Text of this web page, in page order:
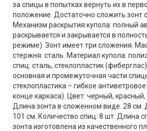
за спицы в попытках вернуть их в
положение. Достаточно сложить зонт
Механизм раскрытия купола: полный
раскрывается и закрывается в
режиме). Зонт имеет три сложения.
стержня: сталь. Материал купола:
спиц: сталь, стеклопластик
основная и промежуточная части
стеклопластика – гибкое
конце каркаса). Цвет: черный,
Длина зонта в сложенном виде: 28 см.
101 см. Количество спиц: 8 шт. Длина
зонта изготовлена из качественного